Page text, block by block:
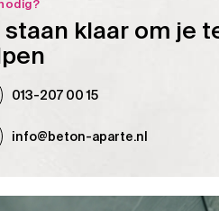
staan klaar om je
013-207 00 15
info@beton-aparte.nl